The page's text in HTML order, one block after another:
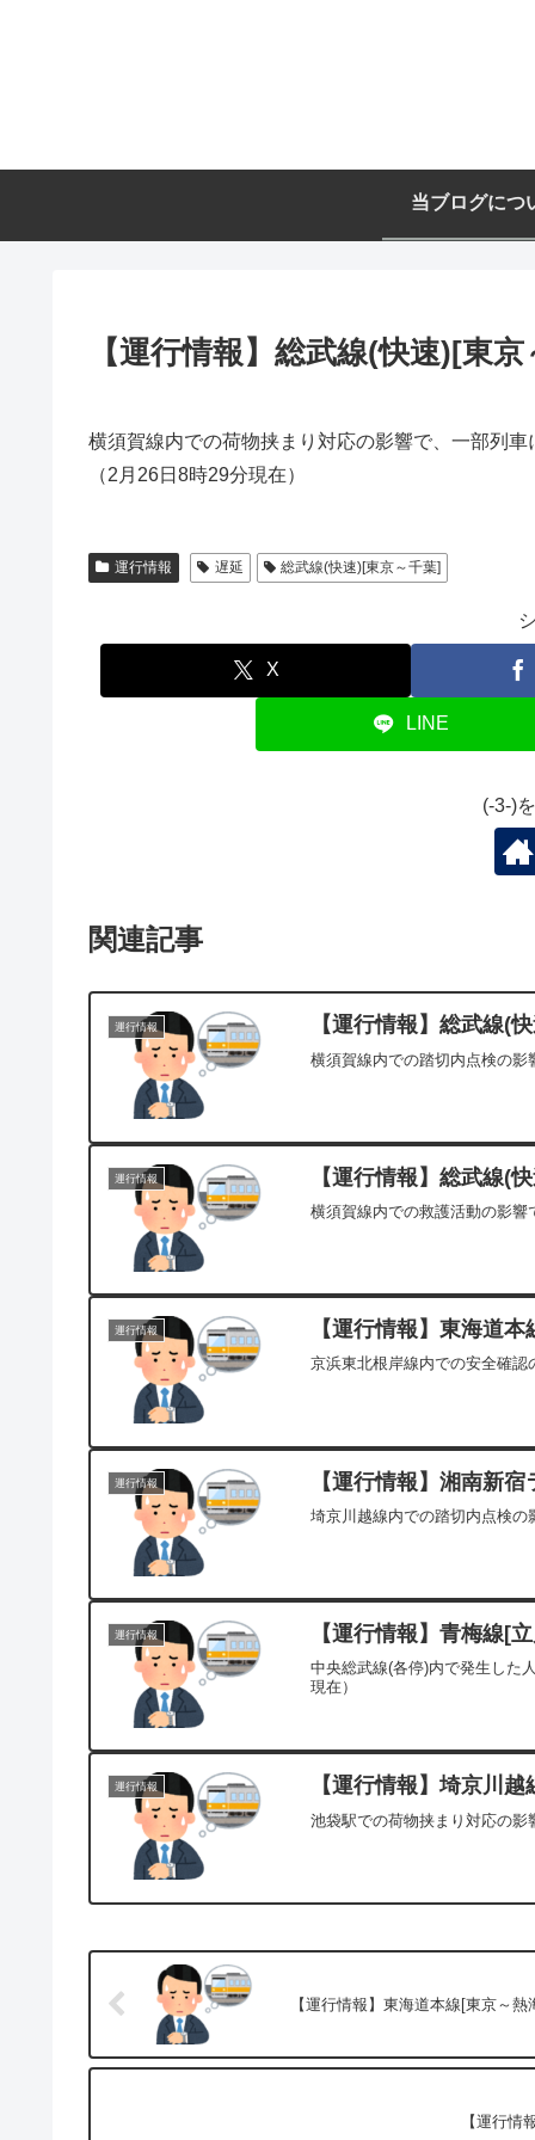
当ブログにつ
【運行情報】総武線(快速)[東
横須賀線内での荷物挟まり対応の影響で、一部列車
（2月26日8時29分現在）
運行情報 遅延 総武線(快速)[東京～千葉]
X
LINE
(-3-)
関連記事
運行情報 【運行情報】総武線(
横須賀線内での踏切内点検の影
運行情報 【運行情報】総武線(
横須賀線内での救護活動の影響
運行情報 【運行情報】東海道
京浜東北根岸線内での安全確認
運行情報 【運行情報】湘南新
埼京川越線内での踏切内点検の
運行情報 【運行情報】青梅線[
中央総武線(各停)内で発生した
現在）
運行情報 【運行情報】埼京川
池袋駅での荷物挟まり対応の影
【運行情報】東海道本線[東京～熱
【運行情